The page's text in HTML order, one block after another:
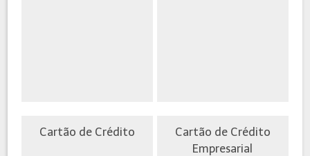
Cartão de Crédito
Cartão de Crédito
Empresarial